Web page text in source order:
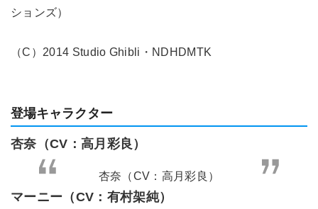
ションズ）
（C）2014 Studio Ghibli・NDHDMTK
登場キャラクター
杏奈（CV：高月彩良）
杏奈（CV：高月彩良）
マーニー（CV：有村架純）